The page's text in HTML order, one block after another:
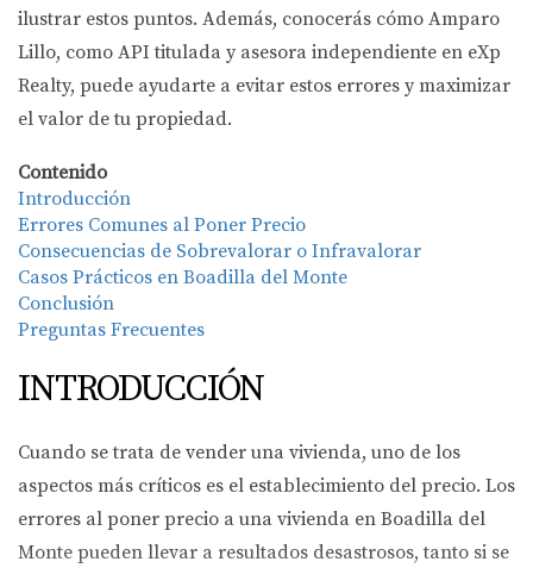
ilustrar estos puntos. Además, conocerás cómo Amparo
Lillo, como API titulada y asesora independiente en eXp
Realty, puede ayudarte a evitar estos errores y maximizar
el valor de tu propiedad.
Contenido
Introducción
Errores Comunes al Poner Precio
Consecuencias de Sobrevalorar o Infravalorar
Casos Prácticos en Boadilla del Monte
Conclusión
Preguntas Frecuentes
INTRODUCCIÓN
Cuando se trata de vender una vivienda, uno de los
aspectos más críticos es el establecimiento del precio. Los
errores al poner precio a una vivienda en Boadilla del
Monte pueden llevar a resultados desastrosos, tanto si se